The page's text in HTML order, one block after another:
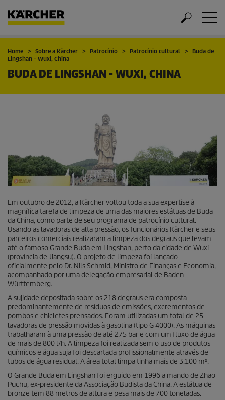
Home Sobre a Kärcher Patrocínio Patrocínio cultural
Buda de
Lingshan - Wuxi, China
BUDA DE LINGSHAN - WUXI, CHINA
Em outubro de 2012, a Kärcher voltou toda a sua expertise à
magnífica tarefa de limpeza de uma das maiores estátuas de Buda
da China, como parte de seu programa de patrocínio cultural.
Usando as lavadoras de alta pressão, os funcionários Kärcher e seus
parceiros comerciais realizaram a limpeza dos degraus que levam
até o famoso Grande Buda em Lingshan, perto da cidade de Wuxi
(província de Jiangsu). O projeto de limpeza foi lançado
oficialmente pelo Dr. Nils Schmid, Ministro de Finanças e Economia,
acompanhado por uma delegação empresarial de Baden-
Württemberg.
A sujidade depositada sobre os 218 degraus era composta
predominantemente de resíduos de emissões, excrementos de
pombos e chicletes prensados. Foram utilizadas um total de 25
lavadoras de pressão movidas à gasolina (tipo G 4000). As máquinas
trabalharam à uma pressão de até 275 bar e com um fluxo de água
de mais de 800 l/h. A limpeza foi realizada sem o uso de produtos
químicos e água suja foi descartada profissionalmente através de
tubos de água residual. A área total limpa tinha mais de 3.100 m².
O Grande Buda em Lingshan foi erguido em 1996 a mando de Zhao
Puchu, ex-presidente da Associação Budista da China. A estátua de
bronze tem 88 metros de altura e pesa mais de 700 toneladas.